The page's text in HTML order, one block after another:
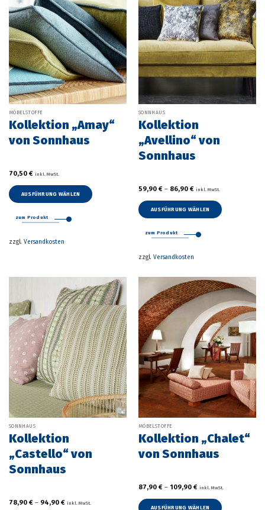
der
Produktseite
gewählt
werden
Produktseite
gewählt
werden
MÖBELSTOFFE
Kollektion „Amay“
von Sonnhaus
70,50 € inkl. MwSt.
AUSFÜHRUNG WÄHLEN
Produkt
mehrere
Optionen
der
Produktseite
gewählt
werden
zum Produkt
zzgl. Versandkosten
SONNHAUS
Kollektion
„Avellino“ von
Sonnhaus
59,90 €– 86,90 € inkl. MwSt.
AUSFÜHRUNG WÄHLEN
Produkt
mehrere
Optionen
können
auf
der
Produktseite
gewählt
werden
zum Produkt
zzgl. Versandkosten
SONNHAUS
Kollektion
„Castello“ von
Sonnhaus
78,90 €– 94,90 € inkl. MwSt.
MÖBELSTOFFE
Kollektion „Chalet“
von Sonnhaus
87,90 €– 109,90 € inkl. MwSt.
AUSFÜHRUNG WÄHLEN